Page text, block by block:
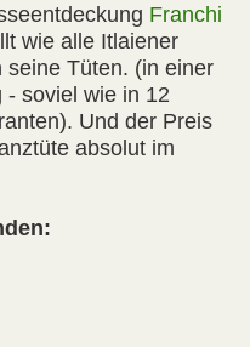
Franchi
wie alle Itlaiener
seine Tüten. (in einer
- soviel wie in 12
Und der Preis
absolut im